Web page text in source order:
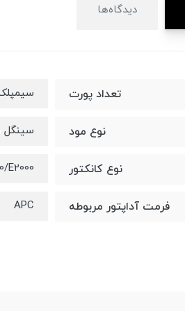
دیدگاه‌ها
تعداد پورت
نوع مود سینگل
نوع کانکتور E2000
فرمت آداپتور مربوطه APC